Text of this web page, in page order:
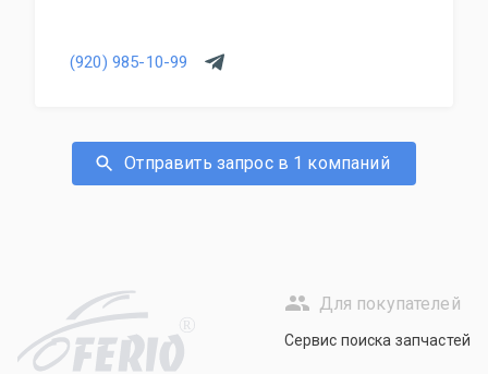
(920) 985-10-99
Отправить запрос в 1 компаний
R
Для покупателей
Сервис поиска запчастей